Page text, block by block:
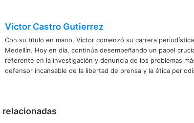
Víctor Castro Gutierrez
Con su título en mano, Víctor comenzó su carrera
Medellín. Hoy en día, continúa desempeñando un papel
referente en la investigación y denuncia de los problemas
defensor incansable de la libertad de prensa y la ética